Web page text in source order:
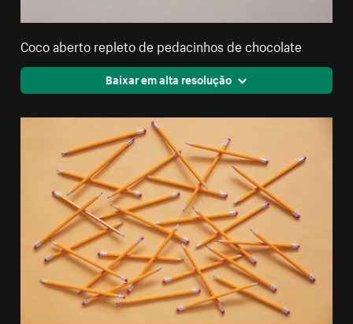
Coco aberto repleto de pedacinhos de chocolate
Baixar em alta resolução